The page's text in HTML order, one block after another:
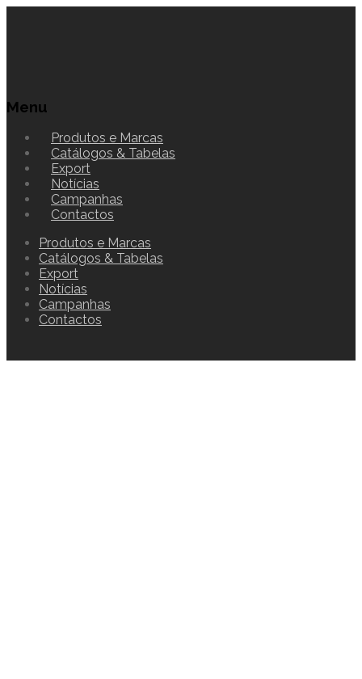
Menu
Produtos e Marcas
Catálogos & Tabelas
Export
Notícias
Campanhas
Contactos
Produtos e Marcas
Catálogos & Tabelas
Export
Notícias
Campanhas
Contactos